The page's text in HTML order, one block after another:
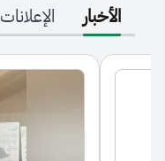
الأخبار
الإعلانات